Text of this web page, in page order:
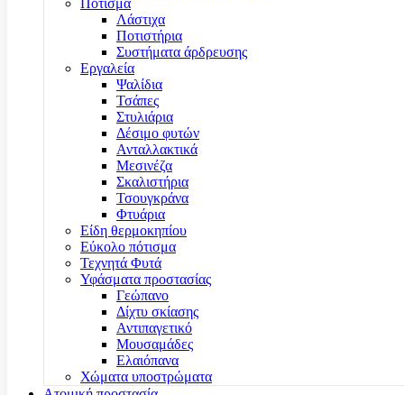
Λάστιχα
Ποτιστήρια
Συστήματα άρδρευσης
Εργαλεία
Ψαλίδια
Τσάπες
Στυλιάρια
Δέσιμο φυτών
Ανταλλακτικά
Μεσινέζα
Σκαλιστήρια
Τσουγκράνα
Φτυάρια
Είδη θερμοκηπίου
Εύκολο πότισμα
Τεχνητά Φυτά
Υφάσματα προστασίας
Γεώπανο
Δίχτυ σκίασης
Αντιπαγετικό
Μουσαμάδες
Ελαιόπανα
Χώματα υποστρώματα